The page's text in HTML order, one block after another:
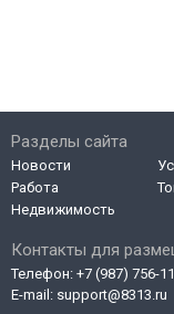
Контакты для
Телефон: +7 (987) 756-
E-mail: support@8313.ru
Разделы сайта
Новости
Работа
Недвижимость